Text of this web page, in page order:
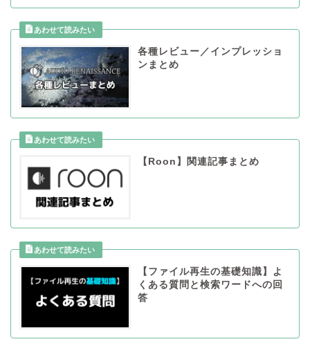
各種レビュー／インプレッショ
ンまとめ
【Roon】関連記事まとめ
【ファイル再生の基礎知識】よ
くある質問と検索ワードへの回
答